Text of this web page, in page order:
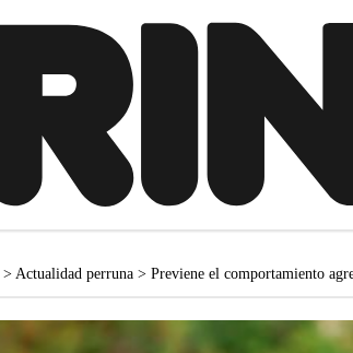
> Actualidad perruna > Previene el comportamiento